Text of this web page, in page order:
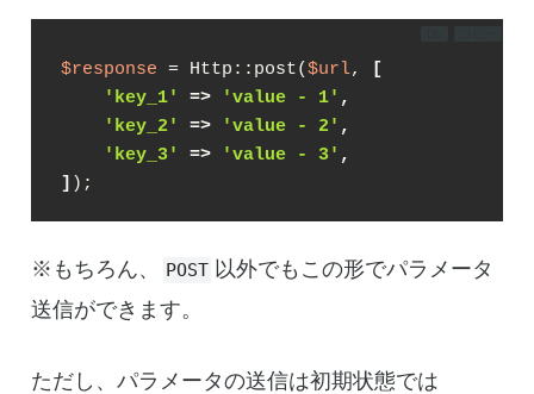
$response = Http::post($url,
[
'key_1'
=> 'value - 1' ,
'key_2'
=> 'value - 2' ,
'key_3'
=> 'value - 3' ,
] );
※もちろん、 POST 以外でもこの形でパラメータ
送信ができます。
ただし、パラメータの送信は初期状態では